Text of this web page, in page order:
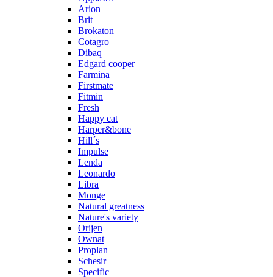
Arion
Brit
Brokaton
Cotagro
Dibaq
Edgard cooper
Farmina
Firstmate
Fitmin
Fresh
Happy cat
Harper&bone
Hill´s
Impulse
Lenda
Leonardo
Libra
Monge
Natural greatness
Nature's variety
Orijen
Ownat
Proplan
Schesir
Specific